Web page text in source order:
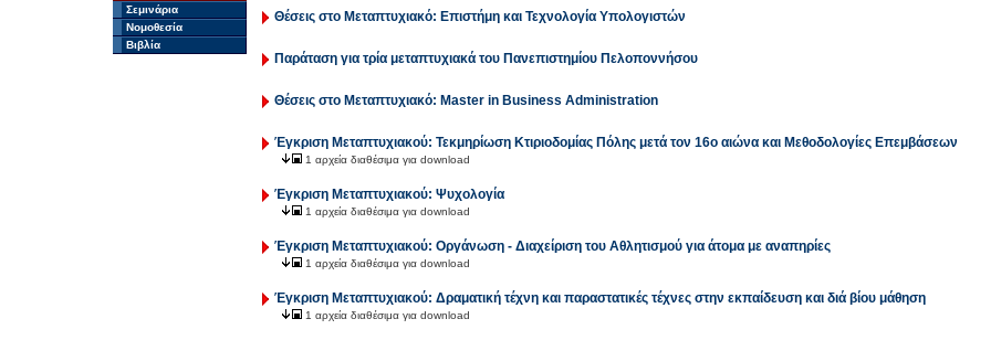
Σεμινάρια
Νομοθεσία
Βιβλία
Θέσεις στο Μεταπτυχιακό: Επιστήμη και Τεχνολογία Υπολογιστών
Παράταση για τρία μεταπτυχιακά του Πανεπιστημίου Πελοποννήσου
Θέσεις στο Μεταπτυχιακό: Master in Business Administration
Έγκριση Μεταπτυχιακού: Τεκμηρίωση Κτιριοδομίας Πόλης μετά τον 16ο αιώνα και Μεθοδολογίες Επεμβάσεων
1 αρχεία διαθέσιμα για download
Έγκριση Μεταπτυχιακού: Ψυχολογία
1 αρχεία διαθέσιμα για download
Έγκριση Μεταπτυχιακού: Οργάνωση - Διαχείριση του Αθλητισμού για άτομα με αναπηρίες
1 αρχεία διαθέσιμα για download
Έγκριση Μεταπτυχιακού: Δραματική τέχνη και παραστατικές τέχνες στην εκπαίδευση και διά βίου μάθηση
1 αρχεία διαθέσιμα για download